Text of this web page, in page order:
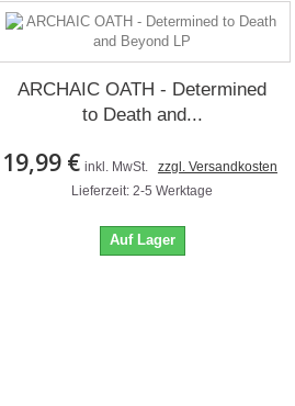
ARCHAIC OATH - Determined
to Death and...
19,99 € inkl. MwSt.
zzgl. Versandkosten
Lieferzeit: 2-5 Werktage
Auf Lager